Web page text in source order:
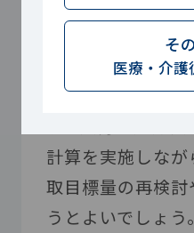
病院や介護施設
や利用者の個別
ー必要量に基づ
計算を実施しな
取目標量の再検
うとよいでしょ
そ
医療・介護